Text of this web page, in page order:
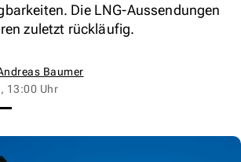
Die LNG-Aussendungen
zuletzt rückläufig.
Baumer
13:00 Uhr